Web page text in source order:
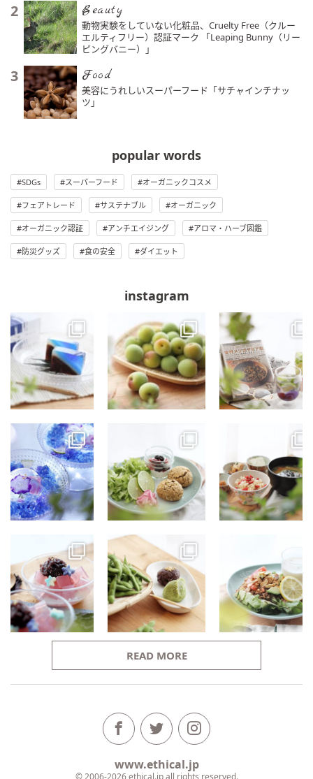
2 Beauty
動物実験をしていない化粧品、Cruelty Free（クルー
エルティフリー）認証マーク 「Leaping Bunny（リー
ピングバニー）」
3 Food
美容にうれしいスーパーフード「サチャインチナッ
ツ」
popular words
SDGs スーパーフード オーガニックコスメ
フェアトレード サステナブル オーガニック
オーガニック認証 アンチエイジング アロマ・ハーブ図鑑
防災グッズ 食の安全 ダイエット
instagram
READ MORE
www.ethical.jp
© 2006-2026 ethical.jp all rights reserved.